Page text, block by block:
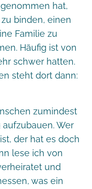
hat,
binden, einen
Familie zu
Häufig ist von
schwer hatten.
steht dort dann:
zumindest
Wer
der hat es doch
lese ich von
und
was ein